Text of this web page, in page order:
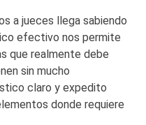
a jueces llega sabiendo
efectivo nos permite
que realmente debe
sin mucho
claro y expedito
donde requiere